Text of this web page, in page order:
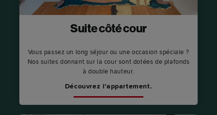
Suite côté cour
Vous passez un long séjour ou une occasion spéciale ?
Nos suites donnant sur la cour sont dotées de plafonds
à double hauteur.
Découvrez l'appartement.